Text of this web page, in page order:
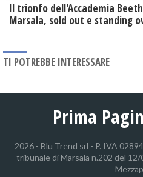
Il trionfo dell'Accademia
Marsala, sold out e standing
TI POTREBBE INTERESSARE
Prima
2026 - Blu Trend srl - P. IVA
tribunale di Marsala n.202 del